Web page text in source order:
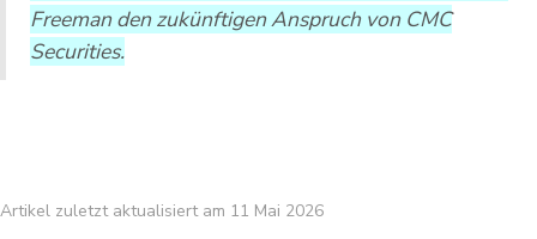
Freeman den zukünftigen Anspruch von CMC
Securities.
Artikel zuletzt aktualisiert am 11 Mai 2026